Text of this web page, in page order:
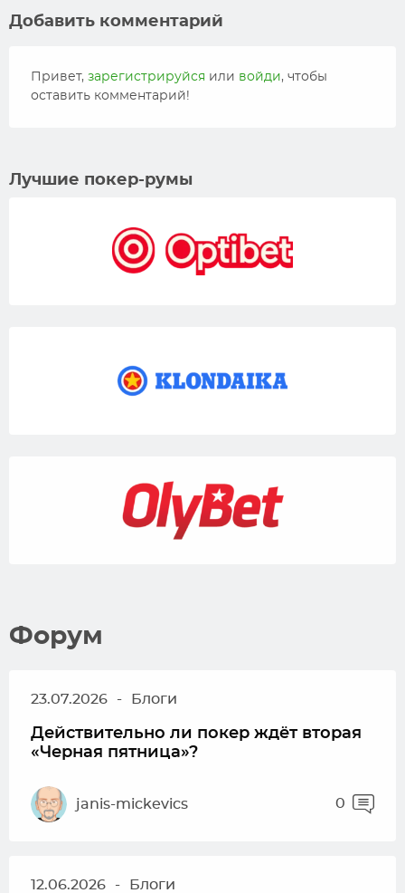
Добавить комментарий
Привет, зарегистрируйся или войди, чтобы
оставить комментарий!
Лучшие покер-румы
Форум
23.07.2026 - Блоги
Действительно ли покер ждёт вторая
«Черная пятница»?
janis-mickevics 0
12.06.2026 - Блоги